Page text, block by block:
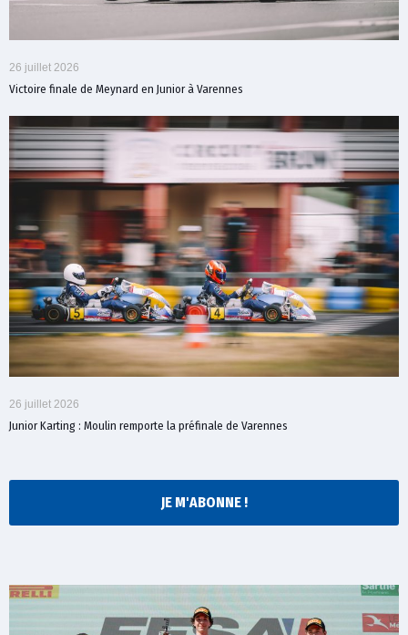
26 juillet 2026
Victoire finale de Meynard en Junior à Varennes
26 juillet 2026
Junior Karting : Moulin remporte la préfinale de Varennes
JE M'ABONNE !